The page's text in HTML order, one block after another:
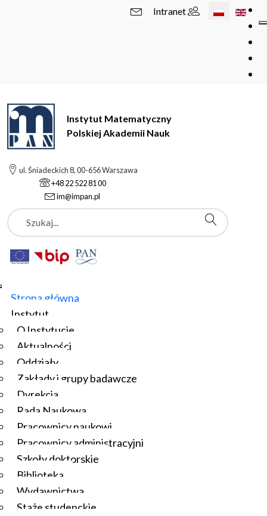
Wybierz swój
Intranet
Instytut Matematyczny
Polskiej Akademii Nauk
ul. Śniadeckich 8, 00-656 Warszawa
+48 22 522 81 00
im@impan.pl
Szukaj
Strona główna
Instytut
O Instytucie
Aktualności
Oddziały
Zakłady i grupy badawcze
Dyrekcja
Rada Naukowa
Pracownicy naukowi
Pracownicy administracyjni
Szkoły doktorskie
Biblioteka
Wydawnictwa
Staże studenckie